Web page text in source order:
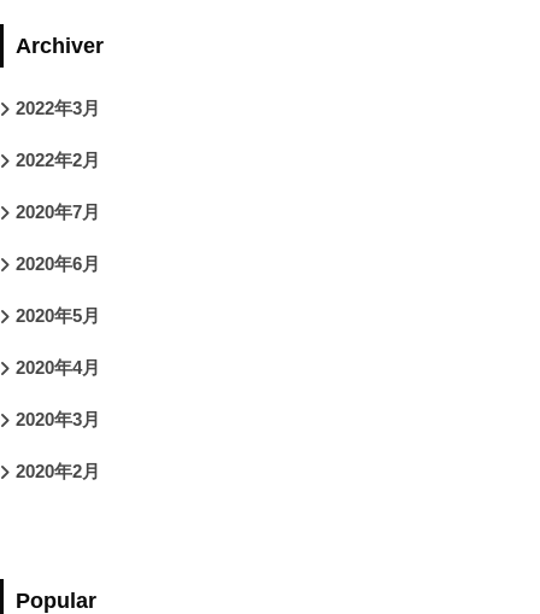
Archiver
2022年3月
2022年2月
2020年7月
2020年6月
2020年5月
2020年4月
2020年3月
2020年2月
Popular